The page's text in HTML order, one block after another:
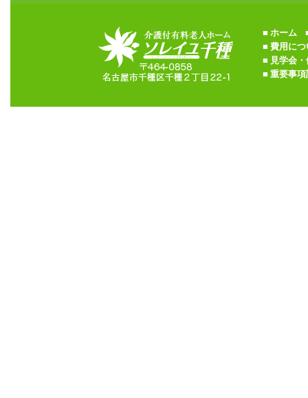
■ ホーム
■ 費用につ
■ 見学会
■ 重要事項